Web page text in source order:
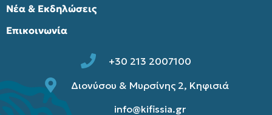
Νέα & Εκδηλώσεις
Επικοινωνία
+30 213 2007100
Διονύσου & Μυρσίνης 2, Κηφισιά
info@kifissia.gr